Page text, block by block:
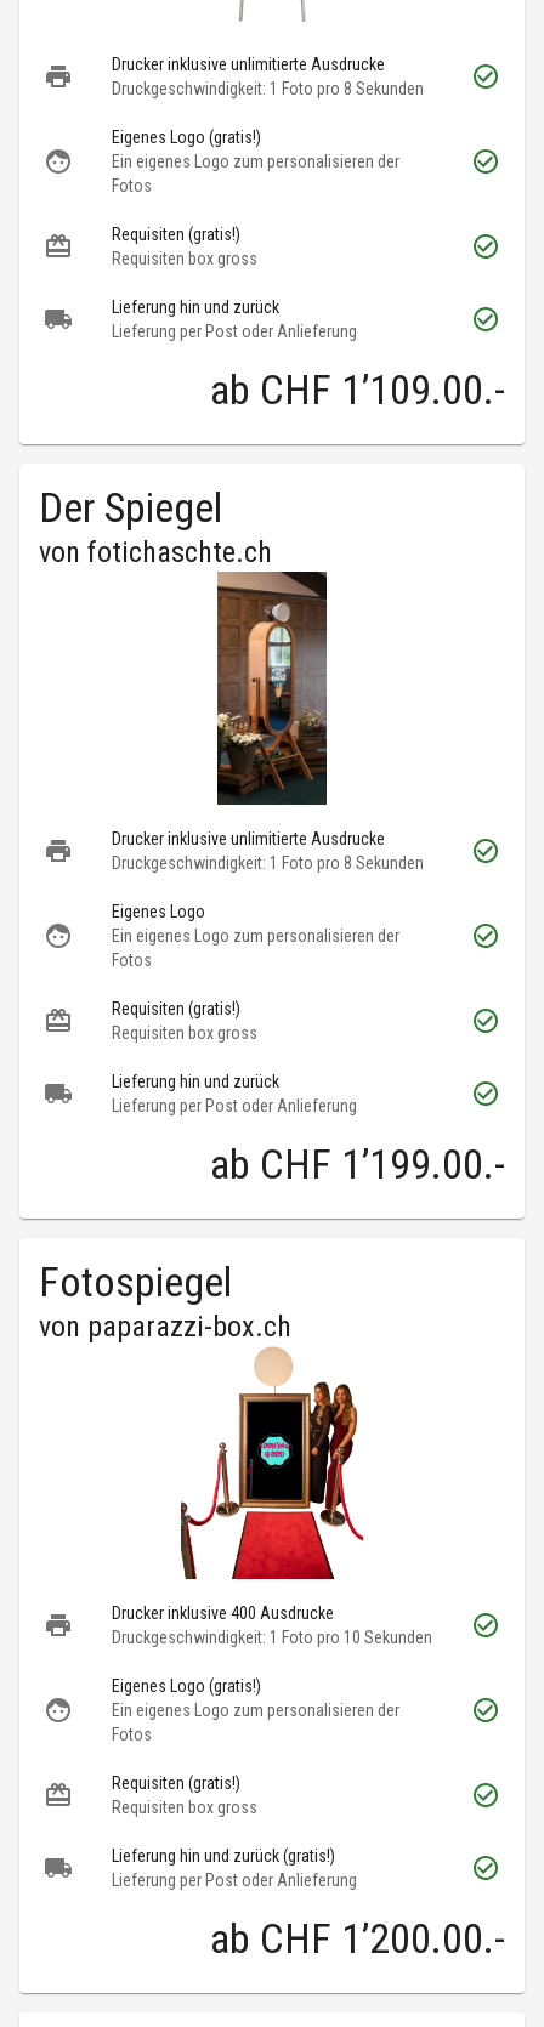
Drucker inklusive unlimitierte Ausdrucke
Druckgeschwindigkeit: 1 Foto pro 8 Sekunden
Eigenes Logo (gratis!)
Ein eigenes Logo zum personalisieren der
Fotos
Requisiten (gratis!)
Requisiten box gross
Lieferung hin und zurück
Lieferung per Post oder Anlieferung
ab CHF 1’109.00.-
Der Spiegel
von fotichaschte.ch
Drucker inklusive unlimitierte Ausdrucke
Druckgeschwindigkeit: 1 Foto pro 8 Sekunden
Eigenes Logo
Ein eigenes Logo zum personalisieren der
Fotos
Requisiten (gratis!)
Requisiten box gross
Lieferung hin und zurück
Lieferung per Post oder Anlieferung
ab CHF 1’199.00.-
Fotospiegel
von paparazzi-box.ch
Drucker inklusive 400 Ausdrucke
Druckgeschwindigkeit: 1 Foto pro 10 Sekunden
Eigenes Logo (gratis!)
Ein eigenes Logo zum personalisieren der
Fotos
Requisiten (gratis!)
Requisiten box gross
Lieferung hin und zurück (gratis!)
Lieferung per Post oder Anlieferung
ab CHF 1’200.00.-